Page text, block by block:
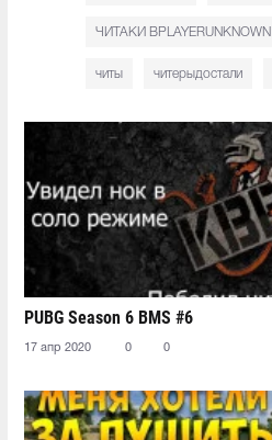
ЧИТАКИ
читы читерыдостали
PUBG Season 6 BMS #6
17 апр 2020 0 0